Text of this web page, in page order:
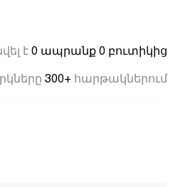
է 0 ապրանք 0 բուտիկից
300+ հարթակներում